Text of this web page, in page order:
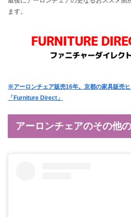
ます。
※アーロンチェア販売16年。京都の家具販売
「Furniture Direct」
アーロンチェアのその他